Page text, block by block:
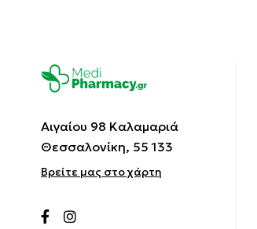
Αιγαίου 98 Καλαμαριά
Θεσσαλονίκη, 55 133
Βρείτε μας στο χάρτη